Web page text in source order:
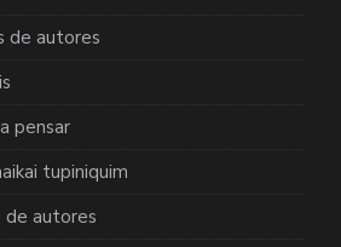
de autores
pensar
tupiniquim
de autores